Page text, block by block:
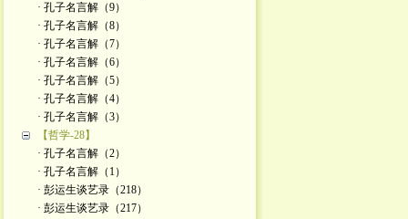
· 孔子名言解（9）
· 孔子名言解（8）
· 孔子名言解（7）
· 孔子名言解（6）
· 孔子名言解（5）
· 孔子名言解（4）
· 孔子名言解（3）
【哲学-28】
· 孔子名言解（2）
· 孔子名言解（1）
· 彭运生谈艺录（218）
· 彭运生谈艺录（217）